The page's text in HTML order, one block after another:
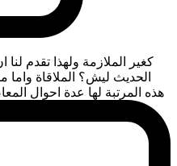
كغير الملازمة ولهذا تقدم
الحديث ليش؟ الملاقاة
هذه المرتبة لها عدة احوال